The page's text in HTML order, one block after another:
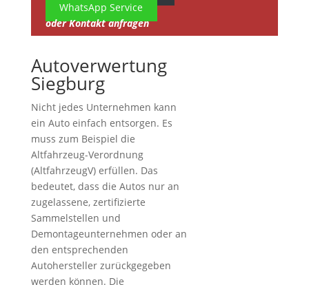
WhatsApp Service
oder Kontakt anfragen
Autoverwertung
Siegburg
Nicht jedes Unternehmen kann
ein Auto einfach entsorgen. Es
muss zum Beispiel die
Altfahrzeug-Verordnung
(AltfahrzeugV) erfüllen. Das
bedeutet, dass die Autos nur an
zugelassene, zertifizierte
Sammelstellen und
Demontageunternehmen oder an
den entsprechenden
Autohersteller zurückgegeben
werden können. Die